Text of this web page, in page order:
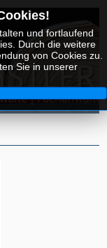
und fortlaufend
Durch die weitere
von Cookies zu.
Sie in unserer